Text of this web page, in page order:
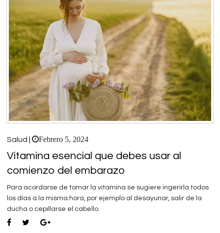
Salud | Febrero 5, 2024
Vitamina esencial que debes usar al
comienzo del embarazo
Para acordarse de tomar la vitamina se sugiere ingerirla todos
los días a la misma hora, por ejemplo al desayunar, salir de la
ducha o cepillarse el cabello.